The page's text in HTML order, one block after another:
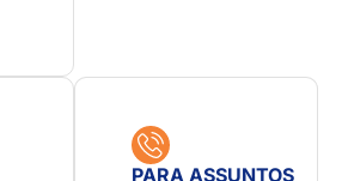
PARA ASSUNTOS